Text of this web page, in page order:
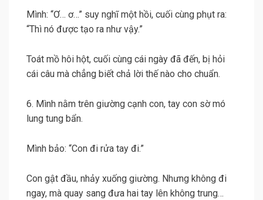
Mình: “Ơ… ơ…” suy nghĩ một hồi, cuối cùng phụt ra:
“Thì nó được tạo ra như vậy.”
Toát mồ hôi hột, cuối cùng cái ngày đã đến, bị hỏi
cái câu mà chẳng biết chả lời thế nào cho chuẩn.
6. Mình nằm trên giường cạnh con, tay con sờ mó
lung tung bẩn.
Mình bảo: “Con đi rửa tay đi.”
Con gật đầu, nhảy xuống giường. Nhưng không đi
ngay, mà quay sang đưa hai tay lên không trung…